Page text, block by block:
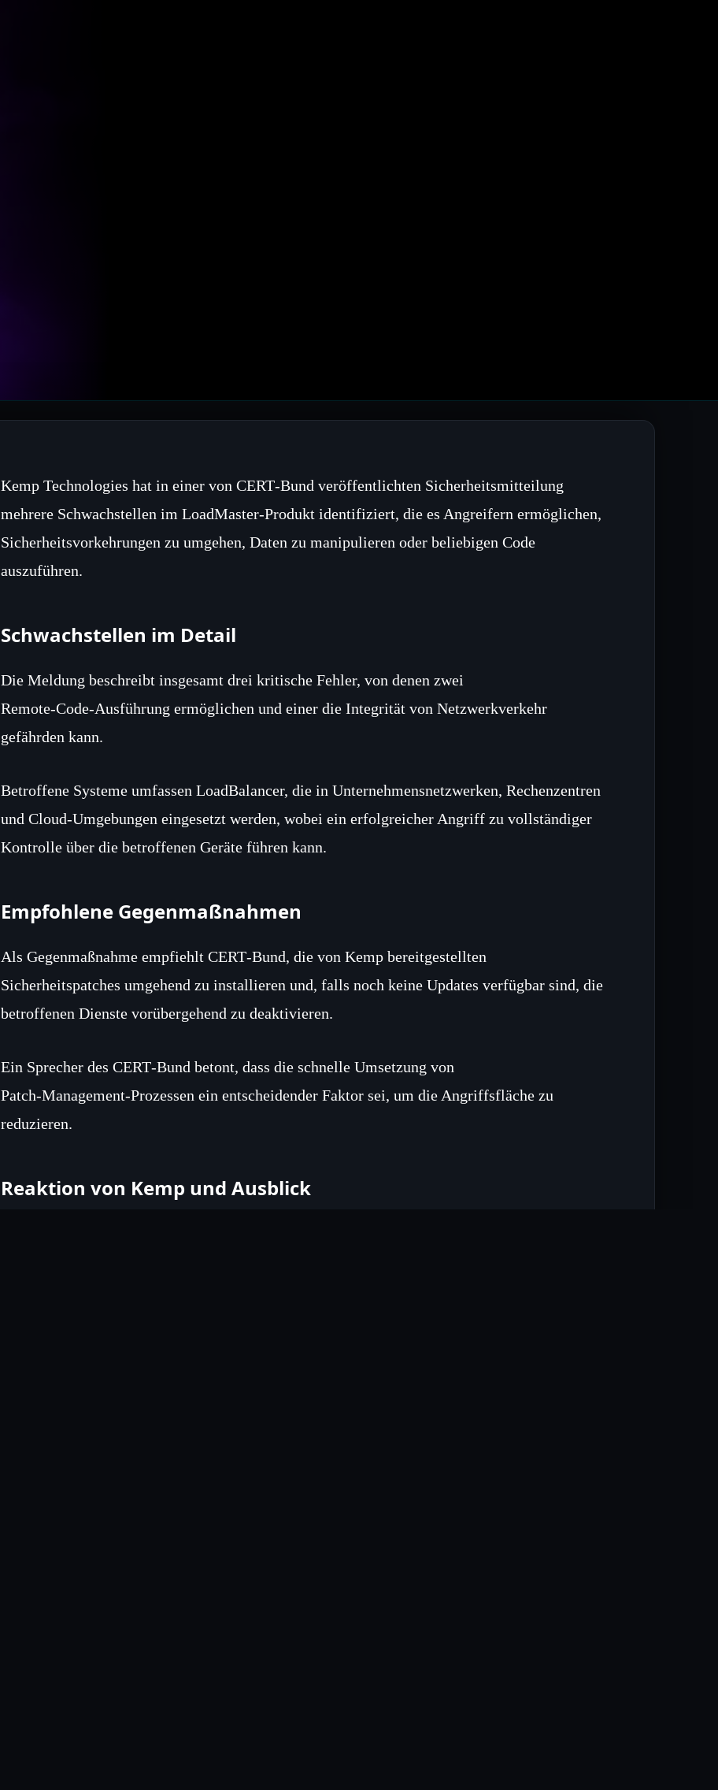
Kemp Technologies hat in einer von CERT‑Bund veröffentlichten Sicherheitsmitteilung
mehrere Schwachstellen im LoadMaster‑Produkt identifiziert, die es Angreifern ermöglichen,
Sicherheitsvorkehrungen zu umgehen, Daten zu manipulieren oder beliebigen Code
auszuführen.
Schwachstellen im Detail
Die Meldung beschreibt insgesamt drei kritische Fehler, von denen zwei
Remote‑Code‑Ausführung ermöglichen und einer die Integrität von Netzwerkverkehr
gefährden kann.
Betroffene Systeme umfassen LoadBalancer, die in Unternehmensnetzwerken, Rechenzentren
und Cloud‑Umgebungen eingesetzt werden, wobei ein erfolgreicher Angriff zu vollständiger
Kontrolle über die betroffenen Geräte führen kann.
Empfohlene Gegenmaßnahmen
Als Gegenmaßnahme empfiehlt CERT‑Bund, die von Kemp bereitgestellten
Sicherheitspatches umgehend zu installieren und, falls noch keine Updates verfügbar sind, die
betroffenen Dienste vorübergehend zu deaktivieren.
Ein Sprecher des CERT‑Bund betont, dass die schnelle Umsetzung von
Patch‑Management‑Prozessen ein entscheidender Faktor sei, um die Angriffsfläche zu
reduzieren.
Reaktion von Kemp und Ausblick